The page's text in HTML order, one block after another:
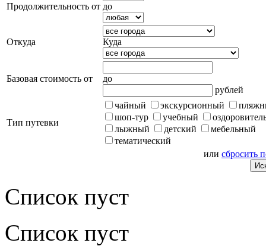
Продолжительность от до
Откуда Куда
Базовая стоимость от
до
рублей
Тип путевки
чайный экскурсионный
шоп-тур
учебный
лыжный
детский
мебельный
тематический
или сбросить
Список пуст
Список пуст